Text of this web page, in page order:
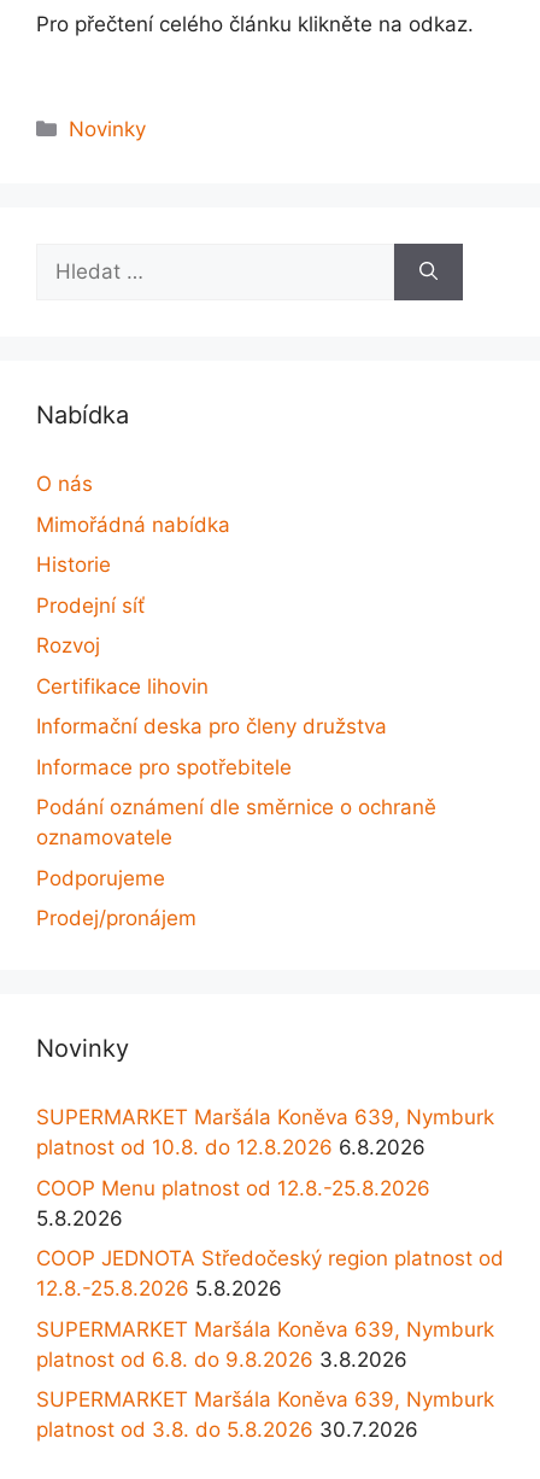
Pro přečtení celého článku klikněte na odkaz.
Rubriky
Novinky
Hledat:
Nabídka
O nás
Mimořádná nabídka
Historie
Prodejní síť
Rozvoj
Certifikace lihovin
Informační deska pro členy družstva
Informace pro spotřebitele
Podání oznámení dle směrnice o ochraně
oznamovatele
Podporujeme
Prodej/pronájem
Novinky
SUPERMARKET Maršála Koněva 639, Nymburk
platnost od 10.8. do 12.8.2026 6.8.2026
COOP Menu platnost od 12.8.-25.8.2026
5.8.2026
COOP JEDNOTA Středočeský region platnost od
12.8.-25.8.2026 5.8.2026
SUPERMARKET Maršála Koněva 639, Nymburk
platnost od 6.8. do 9.8.2026 3.8.2026
SUPERMARKET Maršála Koněva 639, Nymburk
platnost od 3.8. do 5.8.2026 30.7.2026